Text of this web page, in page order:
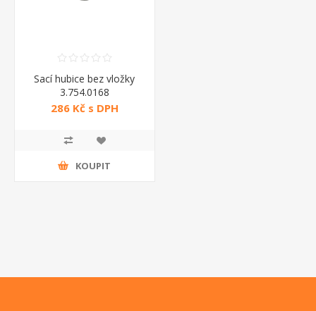
Sací hubice bez vložky
3.754.0168
286 Kč s DPH
KOUPIT